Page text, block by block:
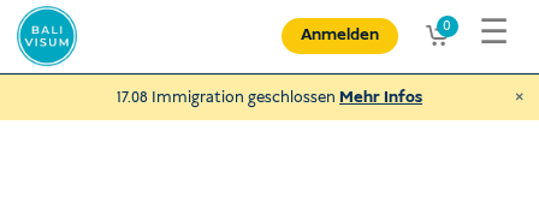
Zum
Inhalt
springen
Anmelden 0 ☰
17.08 Immigration geschlossen Mehr Infos ×